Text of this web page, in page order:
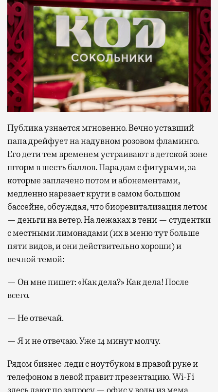
Публика узнается мгновенно. Вечно уставший
папа дрейфует на надувном розовом фламинго.
Его дети тем временем устраивают в детской зоне
шторм в шесть баллов. Пара дам с фигурами, за
которые заплачено потом и абонементами,
медленно нарезает круги в самом большом
бассейне, обсуждая, что биоревитализация летом
— деньги на ветер. На лежаках в тени — студентки
с местными лимонадами (их в меню тут больше
пяти видов, и они действительно хороши) и
вечной темой:
— Он мне пишет: «Как дела?» Как дела! После
всего.
— Не отвечай.
— Я и не отвечаю. Уже 14 минут молчу.
Рядом бизнес-леди с ноутбуком в правой руке и
телефоном в левой правит презентацию. Wi-Fi
здесь дают по запросу — офис у воды из мема